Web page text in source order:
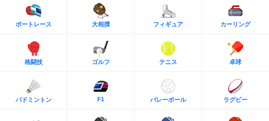
ボートレース 大相撲 フィギュア カーリング
格闘技 ゴルフ テニス 卓球
バドミントン F1 バレーボール ラグビー